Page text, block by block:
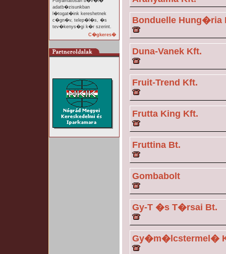
adatb�zisunkban
l�togat�ink kereshetnek
c�gn�v, telep�l�s, �s
tev�kenys�gi k�r szerint.
C�gkeres�
Bonduelle Hung�ria
Duna-Vanek Kft.
Fruit-Trend Kft.
Frutta King Kft.
Fruttina Bt.
Gombabolt
Gy-T �s T�rsai Bt.
Gy�m�lcstermel�